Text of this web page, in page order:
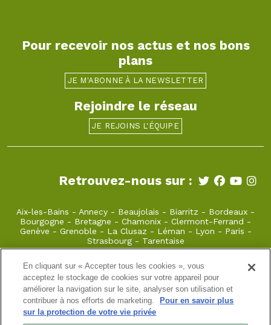
Pour recevoir nos actus et nos bons
plans
JE M'ABONNE À LA NEWSLETTER
Rejoindre le réseau
JE REJOINS L'ÉQUIPE
Retrouvez-nous sur :
Aix-les-Bains - Annecy - Beaujolais - Biarritz - Bordeaux -
Bourgogne - Bretagne - Chamonix - Clermont-Ferrand -
Genève - Grenoble - La Clusaz - Léman - Lyon - Paris -
Strasbourg- Tarentaise
anouchka@takamaka.fr
04 79 55 39 52
Les Iles de Macot 73210 MACOT LA PLAGNE
En cliquant sur « Accepter tous les cookies », vous
acceptez le stockage de cookies sur votre appareil pour
améliorer la navigation sur le site, analyser son utilisation et
contribuer à nos efforts de marketing.
Pour en savoir plus
sur la protection de votre vie privée